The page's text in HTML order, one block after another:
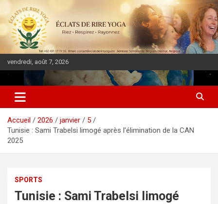
vendredi, août 7, 2026
DIASPORA PULSE
Accueil 2026 janvier
5
Tunisie : Sami Trabelsi limogé après l’élimination de la CAN
2025
SPORTS
Tunisie : Sami Trabelsi limogé